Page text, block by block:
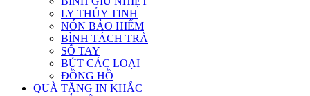
LY THỦY TINH
NÓN BẢO HIỂM
BÌNH TÁCH TRÀ
SỔ TAY
BÚT CÁC LOẠI
ĐỒNG HỒ
QUÀ TẶNG IN KHẮC